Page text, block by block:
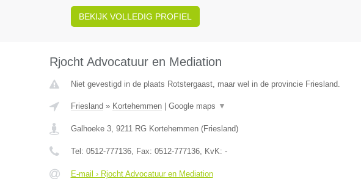
BEKIJK VOLLEDIG PROFIEL
Rjocht Advocatuur en Mediation
Niet gevestigd in de plaats Rotstergaast, maar wel in de provincie Friesland.
Friesland » Kortehemmen| Google maps ▼
Galhoeke 3, 9211 RG Kortehemmen(Friesland)
Tel: 0512-777136, Fax: 0512-777136, KvK: -
E-mail › Rjocht Advocatuur en Mediation